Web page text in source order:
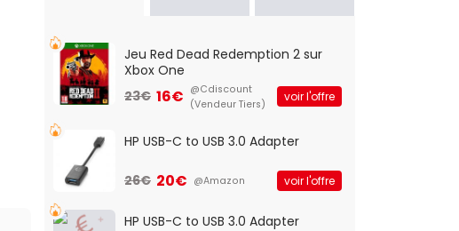
Jeu Red Dead Redemption 2 sur
Xbox One
23€ 16€ @Cdiscount
(Vendeur Tiers)
voir l'offre
HP USB-C to USB 3.0 Adapter
26€ 20€ @Amazon voir l'offre
HP USB-C to USB 3.0 Adapter